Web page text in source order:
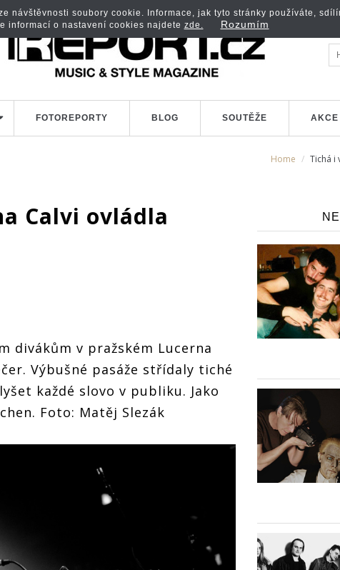
FOTOREPORTY BLOG SOUTĚŽE AKCE
Home Tichá i
Calvi ovládla
divákům v pražském Lucerna
Výbušné pasáže střídaly tiché
každé slovo v publiku. Jako
Foto: Matěj Slezák
návštěvnosti soubory cookie. Informace, jak tyto stránky používáte,
informací o nastavení cookies najdete zde. Rozumím